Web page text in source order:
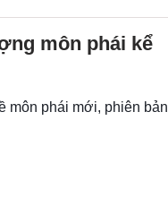
môn phái kể
môn phái mới, phiên bản